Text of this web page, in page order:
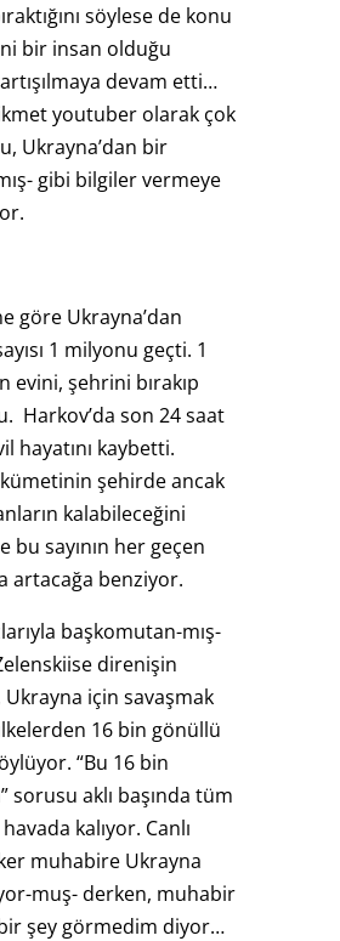
söylese de konu
bir insan olduğu
devam etti…
youtuber olarak çok
Ukrayna’dan bir
gibi bilgiler vermeye
göre Ukrayna’dan
1 milyonu geçti. 1
evini, şehrini bırakıp
Harkov’da son 24 saat
hayatını kaybetti.
şehirde ancak
kalabileceğini
bu sayının her geçen
artacağa benziyor.
başkomutan-mış-
direnişin
için savaşmak
16 bin gönüllü
“Bu 16 bin
sorusu aklı başında tüm
kalıyor. Canlı
muhabire Ukrayna
muş- derken, muhabir
şey görmedim diyor…